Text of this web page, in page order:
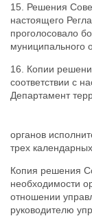
15. Решения
настоящего
проголосовало
муниципального
16. Копии
соответствии с
Департамент
органов
трех
Копия решения
необходимости
отношении
руководителю